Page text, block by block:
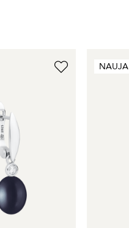
NAUJA